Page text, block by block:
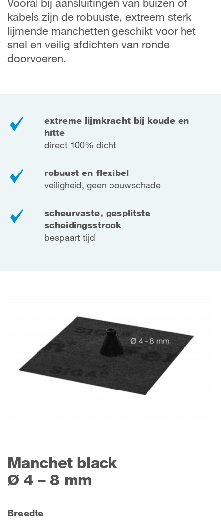
Vooral bij aansluitingen van buizen of
kabels zijn de robuuste, extreem sterk
lijmende manchetten geschikt voor het
snel en veilig afdichten van ronde
doorvoeren.
extreme lijmkracht bij koude en
hitte
direct 100% dicht
robuust en flexibel
veiligheid, geen bouwschade
scheurvaste, gesplitste
scheidingsstrook
bespaart tijd
Manchet black
Ø 4 – 8 mm
Breedte